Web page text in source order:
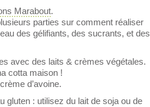
Marabout.
parties sur comment réaliser
des gélifiants, des sucrants, et des
avec des laits & crèmes végétales.
cotta maison !
d’avoine.
gluten : utilisez du lait de soja ou de